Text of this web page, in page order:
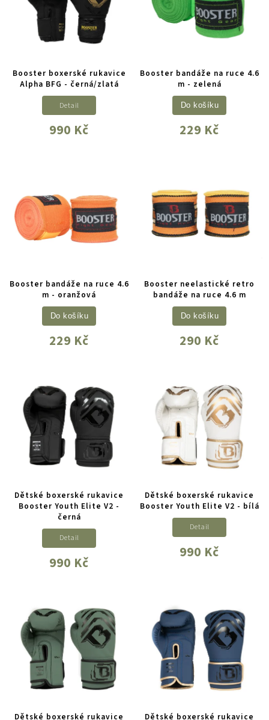
Booster boxerské rukavice
Alpha BFG - černá/zlatá
990 Kč
Detail
Booster bandáže na ruce 4.6
m - zelená
229 Kč
Do košíku
Booster bandáže na ruce 4.6
m - oranžová
229 Kč
Do košíku
Booster neelastické retro
bandáže na ruce 4.6 m
290 Kč
Do košíku
Dětské boxerské rukavice
Booster Youth Elite V2 -
černá
990 Kč
Detail
Dětské boxerské rukavice
Booster Youth Elite V2 - bílá
990 Kč
Detail
Dětské boxerské rukavice Dětské boxerské rukavice